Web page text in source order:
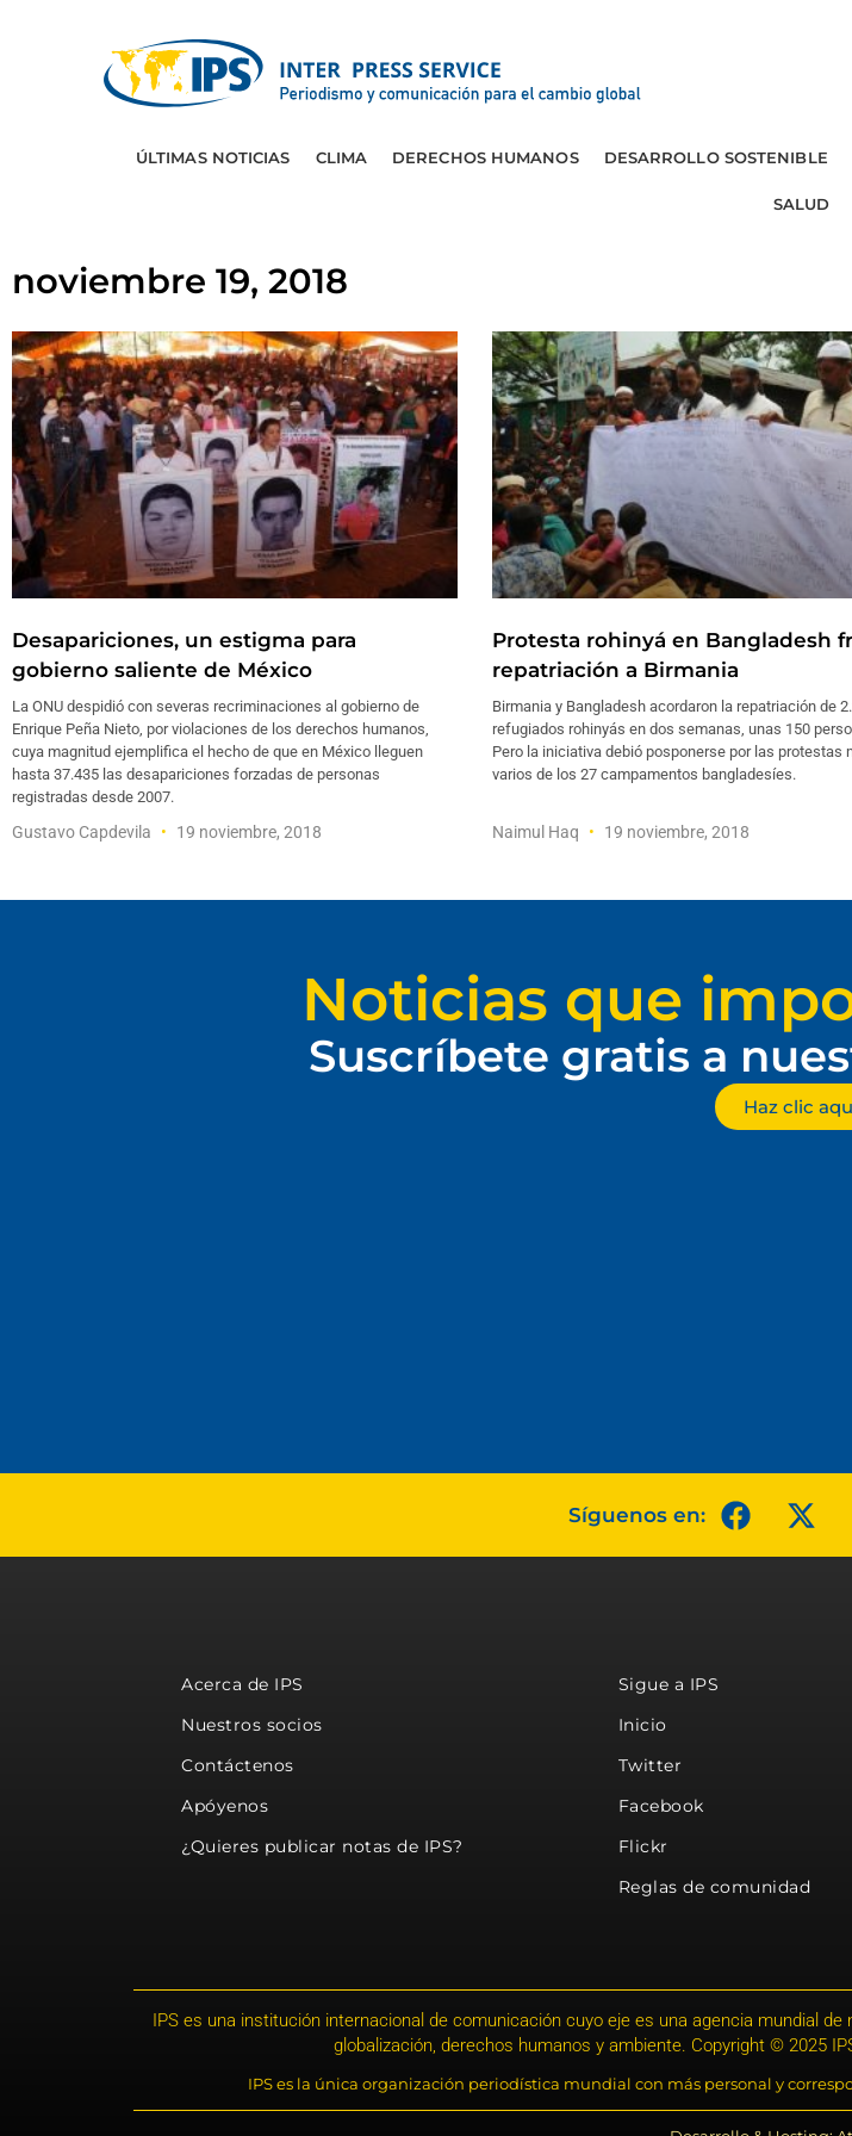
ÚLTIMAS NOTICIAS CLIMA DERECHOS HUMANOS DESARROLLO SOSTENIBLE
SALUD
noviembre 19, 2018
Desapariciones, un estigma para
gobierno saliente de México
La ONU despidió con severas recriminaciones al gobierno de
Enrique Peña Nieto, por violaciones de los derechos humanos,
cuya magnitud ejemplifica el hecho de que en México lleguen
hasta 37.435 las desapariciones forzadas de personas
registradas desde 2007.
Gustavo Capdevila 19 noviembre, 2018
Protesta rohinyá en Bangladesh
repatriación a Birmania
Birmania y Bangladesh acordaron la repatriación de
refugiados rohinyás en dos semanas, unas 150
Pero la iniciativa debió posponerse por las protestas
varios de los 27 campamentos bangladesíes.
Naimul Haq 19 noviembre, 2018
Noticias que
Suscríbete gratis a
Haz clic
Síguenos en:
Acerca de IPS
Nuestros socios
Contáctenos
Apóyenos
¿Quieres publicar notas de IPS?
Sigue a IPS
Inicio
Twitter
Facebook
Flickr
Reglas de comunidad
IPS es una institución internacional de comunicación cuyo eje es una agencia mundial
globalización, derechos humanos y ambiente. Copyright © 2025
IPS es la única organización periodística mundial con más personal y